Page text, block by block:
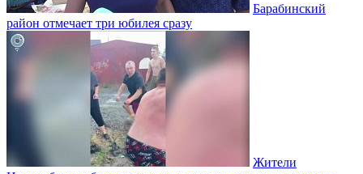
Барабинский
район отмечает три юбилея сразу
Жители